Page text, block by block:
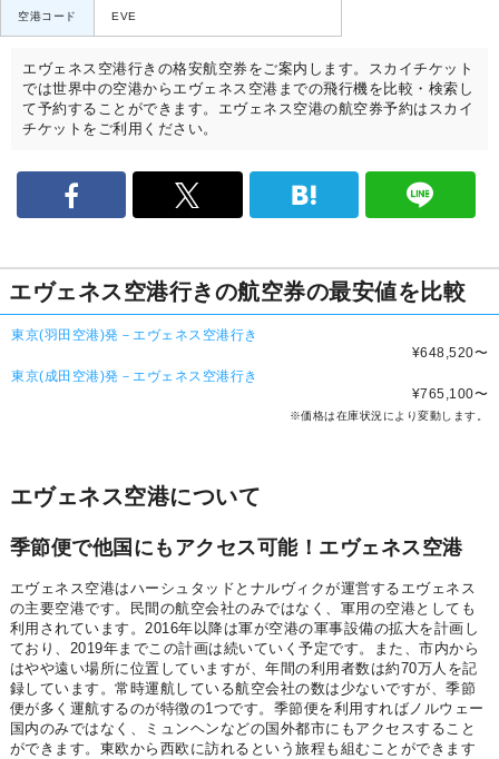
空港コード EVE
エヴェネス空港行きの格安航空券をご案内します。スカイチケット
では世界中の空港からエヴェネス空港までの飛行機を比較・検索し
て予約することができます。エヴェネス空港の航空券予約はスカイ
チケットをご利用ください。
エヴェネス空港行きの航空券の最安値を比較
東京(羽田空港)発－エヴェネス空港行き
¥648,520〜
東京(成田空港)発－エヴェネス空港行き
¥765,100〜
※価格は在庫状況により変動します。
エヴェネス空港について
季節便で他国にもアクセス可能！エヴェネス空港
エヴェネス空港はハーシュタッドとナルヴィクが運営するエヴェネス
の主要空港です。民間の航空会社のみではなく、軍用の空港としても
利用されています。2016年以降は軍が空港の軍事設備の拡大を計画し
ており、2019年までこの計画は続いていく予定です。また、市内から
はやや遠い場所に位置していますが、年間の利用者数は約70万人を記
録しています。常時運航している航空会社の数は少ないですが、季節
便が多く運航するのが特徴の1つです。季節便を利用すればノルウェー
国内のみではなく、ミュンヘンなどの国外都市にもアクセスすること
ができます。東欧から西欧に訪れるという旅程も組むことができます